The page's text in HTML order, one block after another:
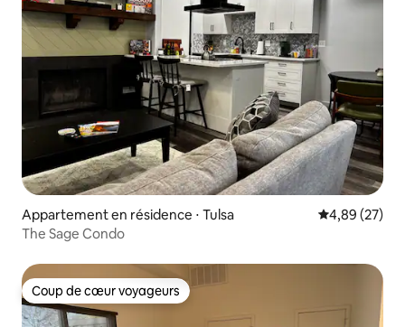
Appartement en résidence ⋅ Tulsa Évaluation
4,89 (27)
The Sage Condo
Coup de cœur voyageurs
Coup de cœur voyageurs